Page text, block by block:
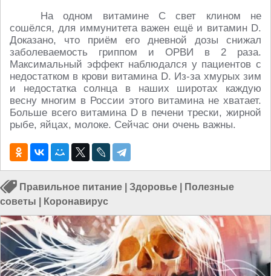
На одном витамине C свет клином не
сошёлся, для иммунитета важен ещё и витамин D.
Доказано, что приём его дневной дозы снижал
заболеваемость гриппом и ОРВИ в 2 раза.
Максимальный эффект наблюдался у пациентов с
недостатком в крови витамина D. Из-за хмурых зим
и недостатка солнца в наших широтах каждую
весну многим в России этого витамина не хватает.
Больше всего витамина D в печени трески, жирной
рыбе, яйцах, молоке. Сейчас они очень важны.
Правильное питание Здоровье
Полезные
советы
Коронавирус